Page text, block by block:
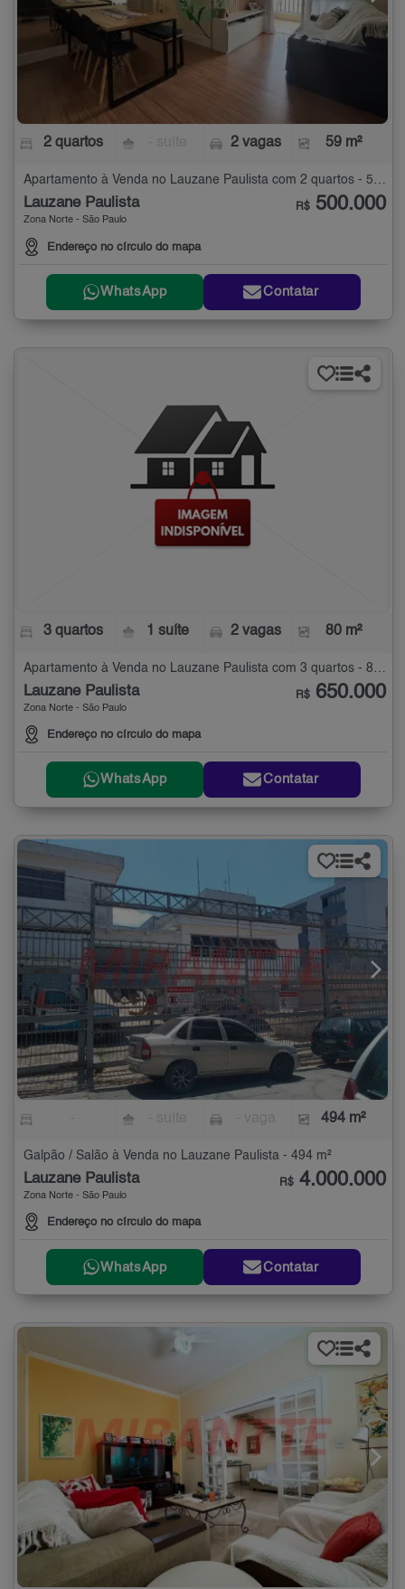
2 quartos 2 vagas 59 m²
Apartamento à Venda no Lauzane Paulista com 2 quartos - 59 m²
Lauzane Paulista
Zona Norte - São Paulo
Endereço no círculo do mapa
R$ 500.000
WhatsApp Contatar
3 quartos 1 suíte 2 vagas 80 m²
Lauzane Paulista
Zona Norte - São Paulo
Endereço no círculo do mapa
R$ 650.000
WhatsApp Contatar
494 m²
Galpão / Salão à Venda no Lauzane Paulista - 494 m²
Lauzane Paulista
Zona Norte - São Paulo
Endereço no círculo do mapa
R$ 4.000.000
WhatsApp Contatar